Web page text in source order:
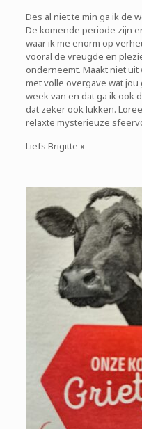
Des al niet te min ga ik de
De komende periode zijn
waar ik me enorm op
vooral de vreugde en
onderneemt. Maakt niet uit
met volle overgave wat
week van en dat ga ik ook
dat zeker ook lukken.
relaxte mysterieuze
Liefs Brigitte x